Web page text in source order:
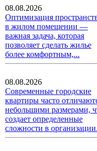
08.08.2026
Оптимизация
в жилом помещении —
важная задача, которая
позволяет сделать жилье
более комфортным,...
08.08.2026
Современные городские
квартиры часто
небольшими размерами,
создает определенные
сложности в